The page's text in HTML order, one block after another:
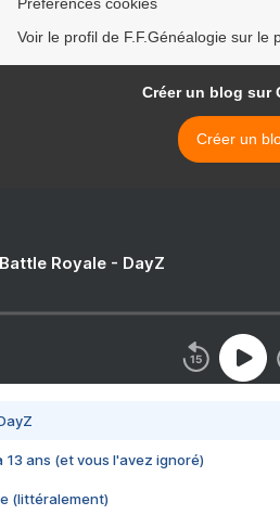
Voir le profil de F.F.Généalogie sur le
Créer un blog sur
Créer un
Royale - DayZ
13 ans (et vous l'avez ignoré)
(littéralement)